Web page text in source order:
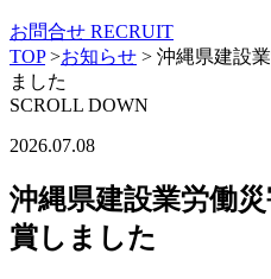
お問合せ RECRUIT
TOP>お知らせ > 沖縄県建設
ました
SCROLL DOWN
2026.07.08
沖縄県建設業労働
賞しました